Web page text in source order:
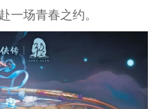
一场青春之约。